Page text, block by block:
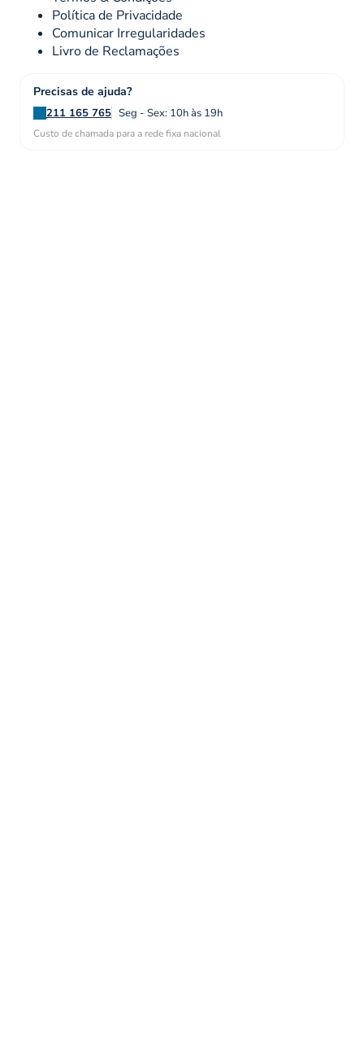
Política de Privacidade
Comunicar Irregularidades
Livro de Reclamações
Precisas de ajuda?
211 165 765 Seg - Sex: 10h às 19h
Custo de chamada para a rede fixa nacional